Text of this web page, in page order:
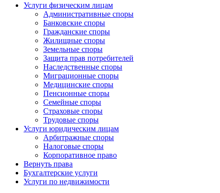
Услуги физическим лицам
Административные споры
Банковские споры
Гражданские споры
Жилищные споры
Земельные споры
Защита прав потребителей
Наследственные споры
Миграционные споры
Медицинские споры
Пенсионные споры
Семейные споры
Страховые споры
Трудовые споры
Услуги юридическим лицам
Арбитражные споры
Налоговые споры
Корпоративное право
Вернуть права
Бухгалтерские услуги
Услуги по недвижимости